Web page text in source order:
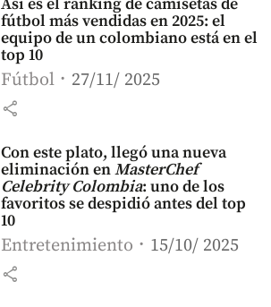
fútbol más vendidas en 2025: el
equipo de un colombiano está en el
top 10
Fútbol 27/11/ 2025
share
Con este plato, llegó una nueva
eliminación enMasterChef
Celebrity Colombia: uno de los
favoritos se despidió antes del top
10
Entretenimiento 15/10/ 2025
share